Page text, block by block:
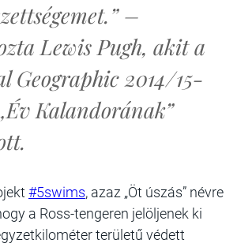
–
Lewis Pugh, akit a
Geographic 2014/15-
Kalandorának”
#5swims, azaz „Öt úszás” névre
a Ross-tengeren jelöljenek ki
területű védett